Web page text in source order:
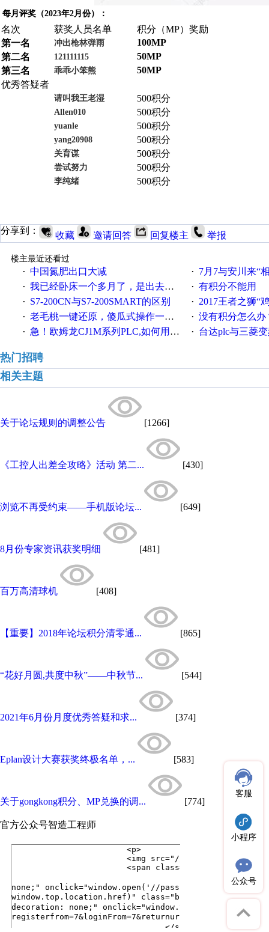
每月评奖（2023年2月份）：
名次 获奖人员名单
积分（MP）奖励
第一名
冲出枪林弹雨
100MP
第二名
121111115
50MP
第三名
乖乖小笨熊
50MP
优秀答疑者
请叫我王老湿 500积分
Allen010 500积分
yuanle 500积分
yang20908 500积分
关育谋 500积分
尝试努力 500积分
李纯绪 500积分
分享到： 收藏 邀请回答 回复楼主 举报
楼主最近还看过
· 中国氮肥出口大减 · 7月7与安川来“
· 我已经卧床一个多月了，是出去安装机械手在高速遭遇车祸所致:大家工作都要特别注意啊 · 有积分不能用
· S7-200CN与S7-200SMART的区别 · 2017王者之狮“鸡”情签到
· 老毛桃一键还原，傻瓜式操作一键轻松备份还原；程序为向导式安装，一键即可实现自动备份或还原系统。 · 没有积分怎么办
· 急！欧姆龙CJ1M系列PLC,如何用时间控制变频器。要求时间在组态王中可以自由输入！拜托各位大神了！ · 台达plc与三菱
热门招聘
相关主题
关于论坛规则的调整公告 [1266]
《工控人出差全攻略》活动 第二... [430]
浏览不再受约束——手机版论坛... [649]
8月份专家资讯获奖明细 [481]
百万高清球机 [408]
【重要】2018年论坛积分清零通... [865]
“花好月圆,共度中秋”——中秋节... [544]
2021年6月份月度优秀答疑和求... [374]
Eplan设计大赛获奖终极名单，... [583]
关于gongkong积分、MP兑换的调... [774]
官方公众号智造工程师
客服
小程序
公众号